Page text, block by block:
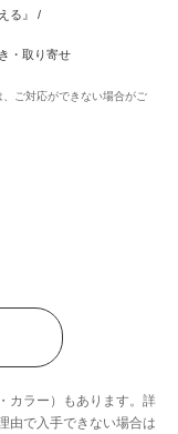
る』
・取り寄せ
ご対応ができない場合がご
カラー）もあります。詳
由で入手できない場合は